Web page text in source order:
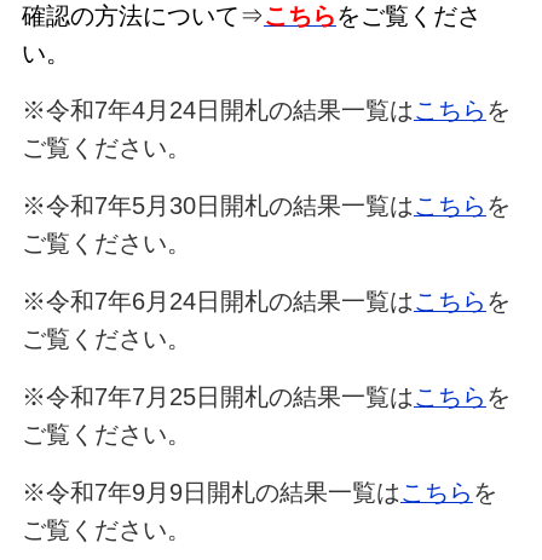
確認の方法について⇒こちらをご覧くださ
い。
※令和7年4月24日開札の結果一覧はこちら を
ご覧ください。
※令和7年5月30日開札の結果一覧はこちら を
ご覧ください。
※令和7年6月24日開札の結果一覧はこちら を
ご覧ください。
※令和7年7月25日開札の結果一覧はこちら を
ご覧ください。
※令和7年9月9日開札の結果一覧はこちら を
ご覧ください。